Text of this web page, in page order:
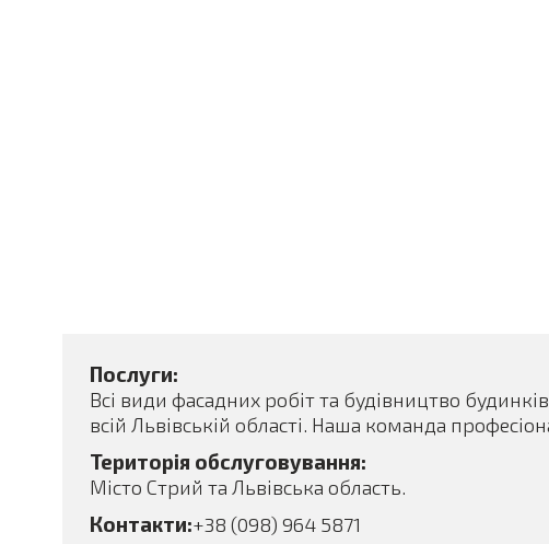
Послуги:
Всі види фасадних робіт та будівництво
всій Львівській області. Наша команда
Територія обслуговування:
Місто Стрий та Львівська область.
Контакти:+38 (098) 964 5871